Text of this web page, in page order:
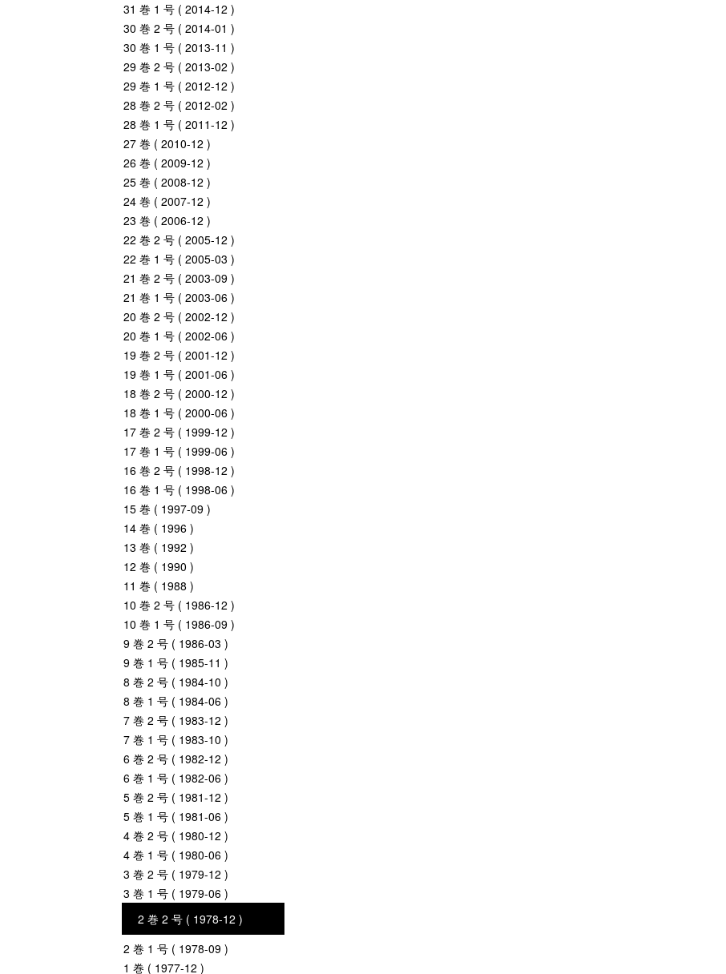
31 巻 1 号 ( 2014-12 )
30 巻 2 号 ( 2014-01 )
30 巻 1 号 ( 2013-11 )
29 巻 2 号 ( 2013-02 )
29 巻 1 号 ( 2012-12 )
28 巻 2 号 ( 2012-02 )
28 巻 1 号 ( 2011-12 )
27 巻 ( 2010-12 )
26 巻 ( 2009-12 )
25 巻 ( 2008-12 )
24 巻 ( 2007-12 )
23 巻 ( 2006-12 )
22 巻 2 号 ( 2005-12 )
22 巻 1 号 ( 2005-03 )
21 巻 2 号 ( 2003-09 )
21 巻 1 号 ( 2003-06 )
20 巻 2 号 ( 2002-12 )
20 巻 1 号 ( 2002-06 )
19 巻 2 号 ( 2001-12 )
19 巻 1 号 ( 2001-06 )
18 巻 2 号 ( 2000-12 )
18 巻 1 号 ( 2000-06 )
17 巻 2 号 ( 1999-12 )
17 巻 1 号 ( 1999-06 )
16 巻 2 号 ( 1998-12 )
16 巻 1 号 ( 1998-06 )
15 巻 ( 1997-09 )
14 巻 ( 1996 )
13 巻 ( 1992 )
12 巻 ( 1990 )
11 巻 ( 1988 )
10 巻 2 号 ( 1986-12 )
10 巻 1 号 ( 1986-09 )
9 巻 2 号 ( 1986-03 )
9 巻 1 号 ( 1985-11 )
8 巻 2 号 ( 1984-10 )
8 巻 1 号 ( 1984-06 )
7 巻 2 号 ( 1983-12 )
7 巻 1 号 ( 1983-10 )
6 巻 2 号 ( 1982-12 )
6 巻 1 号 ( 1982-06 )
5 巻 2 号 ( 1981-12 )
5 巻 1 号 ( 1981-06 )
4 巻 2 号 ( 1980-12 )
4 巻 1 号 ( 1980-06 )
3 巻 2 号 ( 1979-12 )
3 巻 1 号 ( 1979-06 )
2 巻 2 号 ( 1978-12 )
2 巻 1 号 ( 1978-09 )
1 巻 ( 1977-12 )